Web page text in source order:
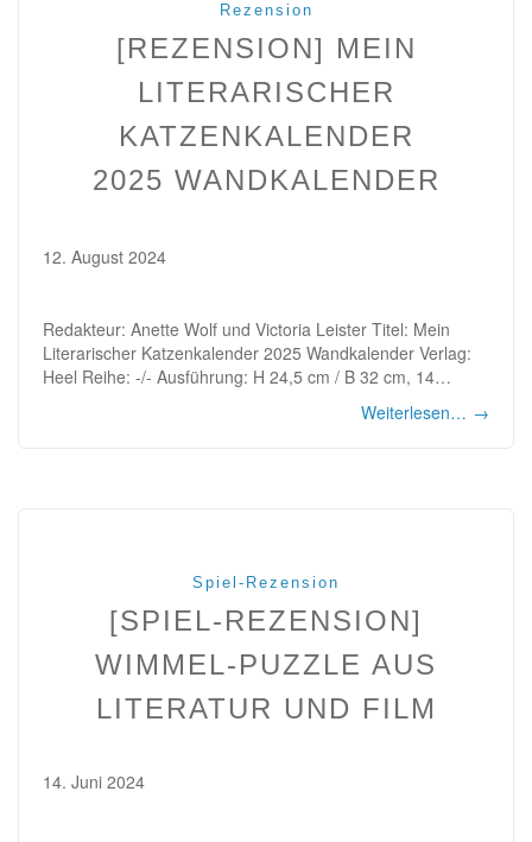
Rezension
[REZENSION] MEIN
LITERARISCHER
KATZENKALENDER
2025 WANDKALENDER
12. August 2024
Redakteur: Anette Wolf und Victoria Leister Titel: Mein
Literarischer Katzenkalender 2025 Wandkalender Verlag:
Heel Reihe: -/- Ausführung: H 24,5 cm / B 32 cm, 14…
Weiterlesen… →
Spiel-Rezension
[SPIEL-REZENSION]
WIMMEL-PUZZLE AUS
LITERATUR UND FILM
14. Juni 2024